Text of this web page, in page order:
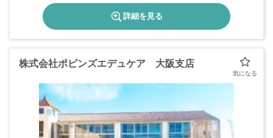
詳細を見る
株式会社ポピンズエデュケア 大阪支店